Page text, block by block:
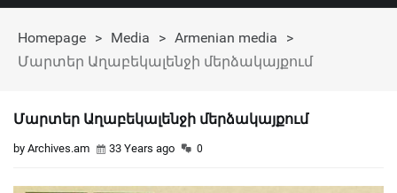
Homepage > Media > Armenian media
>
Մարտեր Աղաբեկալենջի մերձակայքում
Մարտեր Աղաբեկալենջի մերձակայքում
by Archives.am 33 Years ago 0